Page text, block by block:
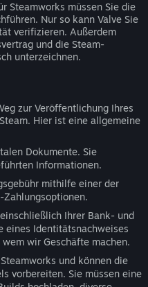
Steamworks müssen Sie die
Nur so kann Valve Sie
verifizieren. Außerdem
und die Steam-
unterzeichnen.
zur Veröffentlichung Ihres
Hier ist eine allgemeine
Dokumente. Sie
Informationen.
mithilfe einer der
Ihrer Bank- und
eines Identitätsnachweises
wir Geschäfte machen.
und können die
vorbereiten. Sie müssen eine